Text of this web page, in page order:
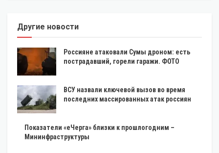
Другие новости
Россияне атаковали Сумы дроном: есть
пострадавший, горели гаражи. ФОТО
ВСУ назвали ключевой вызов во время
последних массированных атак россиян
Показатели «еЧерга» близки к прошлогодним –
Мининфраструктуры